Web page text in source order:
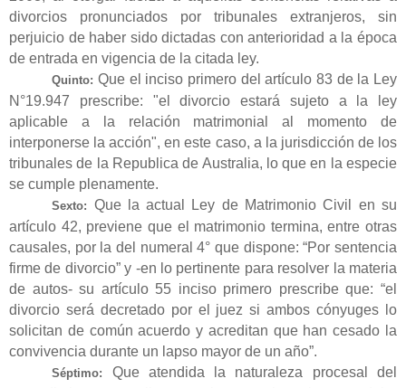
divorcios pronunciados por tribunales extranjeros, sin
perjuicio de haber sido dictadas con anterioridad a la época
de entrada en vigencia de la citada ley.
Quinto: Que el inciso primero del artículo 83 de la Ley
N°19.947 prescribe: "el divorcio estará sujeto a la ley
aplicable a la relación matrimonial al momento de
interponerse la acción", en este caso, a la jurisdicción de los
tribunales de la Republica de Australia, lo que en la especie
se cumple plenamente.
Sexto: Que la actual Ley de Matrimonio Civil en su
artículo 42, previene que el matrimonio termina, entre otras
causales, por la del numeral 4° que dispone: “Por sentencia
firme de divorcio” y -en lo pertinente para resolver la materia
de autos- su artículo 55 inciso primero prescribe que: “el
divorcio será decretado por el juez si ambos cónyuges lo
solicitan de común acuerdo y acreditan que han cesado la
convivencia durante un lapso mayor de un año”.
Séptimo: Que atendida la naturaleza procesal del